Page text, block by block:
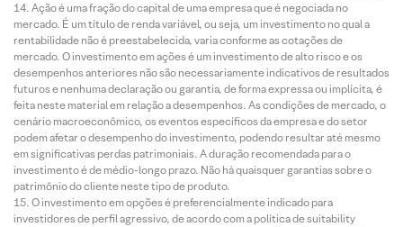
Ação é uma fração do capital de uma empresa que é negociada no
mercado. É um título de renda variável, ou seja, um investimento no qual a
rentabilidade não é preestabelecida, varia conforme as cotações de
mercado. O investimento em ações é um investimento de alto risco e os
desempenhos anteriores não são necessariamente indicativos de resultados
futuros e nenhuma declaração ou garantia, de forma expressa ou implícita, é
feita neste material em relação a desempenhos. As condições de mercado, o
cenário macroeconômico, os eventos específicos da empresa e do setor
podem afetar o desempenho do investimento, podendo resultar até mesmo
em significativas perdas patrimoniais. A duração recomendada para o
investimento é de médio-longo prazo. Não há quaisquer garantias sobre o
patrimônio do cliente neste tipo de produto.
O investimento em opções é preferencialmente indicado para
investidores de perfil agressivo, de acordo com a política de suitability